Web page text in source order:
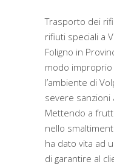
Trasporto dei
rifiuti speciali a
Foligno in
modo
l’ambiente di
severe sanzioni
Mettendo a
nello
ha dato vita ad
di garantire al